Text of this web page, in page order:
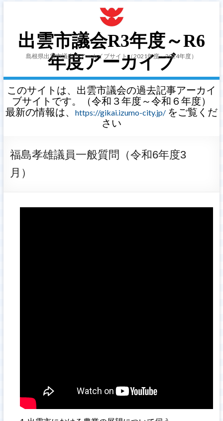
出雲市議会R3年度～R6
年度アーカイブ
島根県出雲市議会のアーカイブサイト（2021年度～2024年度）
このサイトは、出雲市議会の過去記事アーカイ
ブサイトです。（令和３年度～令和６年度）
最新の情報は、
https://gikai.izumo-city.jp/をご覧くだ
さい
福島孝雄議員一般質問（令和6年度3
月）